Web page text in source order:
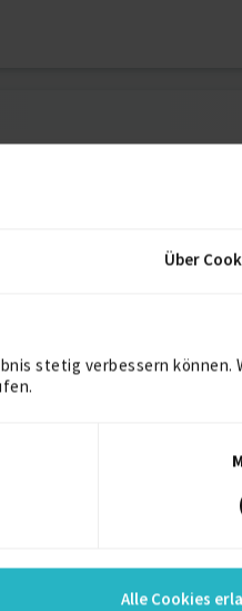
Über
stetig verbessern
Alle Cookies
und Optimierung
Simulate.
Fähigkeit zur Durchführung
Kunden.